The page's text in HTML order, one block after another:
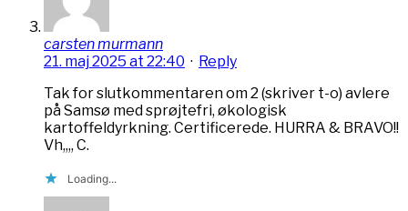
carsten murmann
21. maj 2025 at 22:40 · Reply
Tak for slutkommentaren om 2 (skriver t-o) avlere
på Samsø med sprøjtefri, økologisk
kartoffeldyrkning. Certificerede. HURRA & BRAVO!!
Vh,,,, C.
Loading...